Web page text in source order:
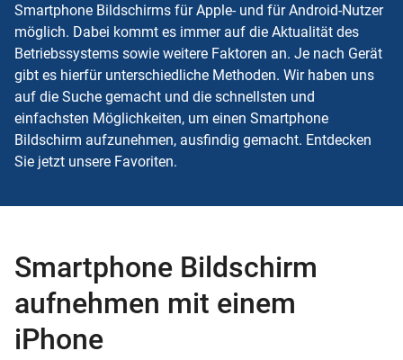
Smartphone Bildschirms für Apple- und für Android-Nutzer
möglich. Dabei kommt es immer auf die Aktualität des
Betriebssystems sowie weitere Faktoren an. Je nach Gerät
gibt es hierfür unterschiedliche Methoden. Wir haben uns
auf die Suche gemacht und die schnellsten und
einfachsten Möglichkeiten, um einen Smartphone
Bildschirm aufzunehmen, ausfindig gemacht. Entdecken
Sie jetzt unsere Favoriten.
Smartphone Bildschirm
aufnehmen mit einem
iPhone